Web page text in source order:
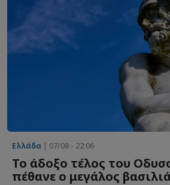
Ελλάδα | 07/08 - 22:06
Το άδοξο τέλος του
πέθανε ο μεγάλος